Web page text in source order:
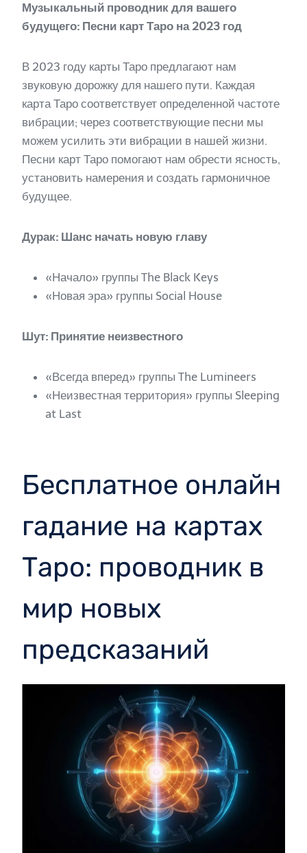
Музыкальный проводник для вашего
будущего: Песни карт Таро на 2023 год
В 2023 году карты Таро предлагают нам
звуковую дорожку для нашего пути. Каждая
карта Таро соответствует определенной частоте
вибрации; через соответствующие песни мы
можем усилить эти вибрации в нашей жизни.
Песни карт Таро помогают нам обрести ясность,
установить намерения и создать гармоничное
будущее.
Дурак: Шанс начать новую главу
«Начало» группы The Black Keys
«Новая эра» группы Social House
Шут: Принятие неизвестного
«Всегда вперед» группы The Lumineers
«Неизвестная территория» группы Sleeping
at Last
Бесплатное онлайн
гадание на картах
Таро: проводник в
мир новых
предсказаний